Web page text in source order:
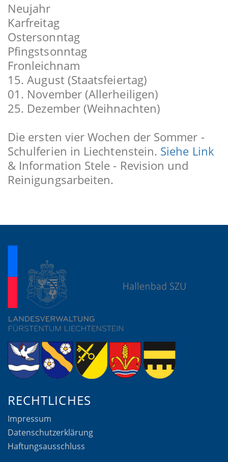
Neujahr
Karfreitag
Ostersonntag
Pfingstsonntag
Fronleichnam
15. August (Staatsfeiertag)
01. November (Allerheiligen)
25. Dezember (Weihnachten)
Die ersten vier Wochen der Sommer -
Schulferien in Liechtenstein. Siehe Link
& Information Stele - Revision und
Reinigungsarbeiten.
RECHTLICHES
Impressum
Datenschutzerklärung
Haftungsausschluss